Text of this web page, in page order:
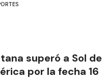
superó a Sol de
por la fecha 16